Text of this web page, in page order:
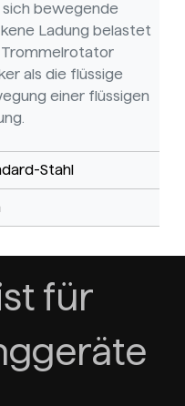
sich bewegende
Ladung belastet
als die flüssige
einer flüssigen
Stahl
für